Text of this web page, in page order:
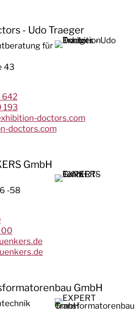
- Udo Traeger
für
43
642
193
doctors.com
doctors.com
GmbH
-58
00
GmbH